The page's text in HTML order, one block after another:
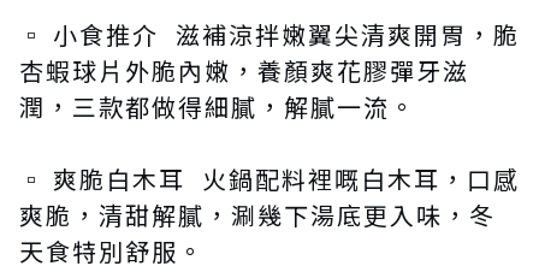
▫️ 小食推介 滋補涼拌嫩翼尖清爽開胃，脆
杏蝦球片外脆內嫩，養顏爽花膠彈牙滋
潤，三款都做得細膩，解膩一流。
▫️ 爽脆白木耳 火鍋配料裡嘅白木耳，口感
爽脆，清甜解膩，涮幾下湯底更入味，冬
天食特別舒服。